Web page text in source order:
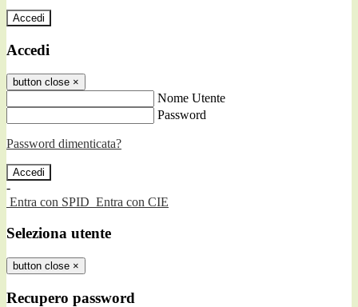
Accedi
Accedi
button close ×
Nome Utente
Password
Password dimenticata?
-
Entra con SPID Entra con CIE
Seleziona utente
button close ×
Recupero password